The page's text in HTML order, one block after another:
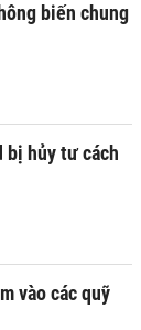
biến chung
bị hủy tư cách
vào các quỹ